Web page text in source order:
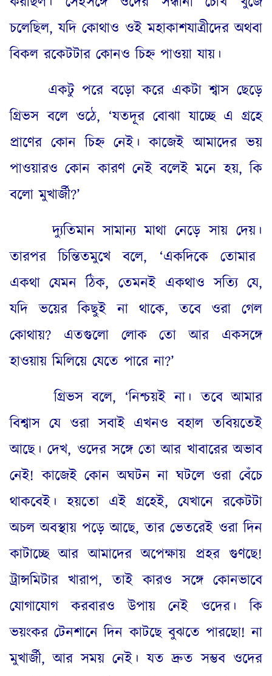
চলেছিল,যদি কোথাও ওই মহাকাশযাত্রীদের অথবা
বিকল রকেটটার কোনও চিহ্ন পাওয়া যায় ।
একটু পরে বড়ো করে একটা শ্বাস ছেড়ে
গ্রিভস বলে ওঠে, ‘যতদূর বোঝা যাচ্ছে এ গ্রহে
প্রাণের কোন চিহ্ন নেই। কাজেই আমাদের ভয়
পাওয়ারও কোন কারণ নেই বলেই মনে হয়,কি
বলো মুখার্জী?’
দ্যুতিমান সামান্য মাথা নেড়ে সায় দেয় ।
তারপর চিন্তিতমুখে বলে, ‘একদিকে তোমার
একথা যেমন ঠিক, তেমনই একথাও সত্যি যে,
যদি ভয়ের কিছুই না থাকে,তবে ওরা গেল
কোথায়? এতগুলো লোক তো আর একসঙ্গে
হাওয়ায় মিলিয়ে যেতে পারে না?’
গ্রিভস বলে, ‘নিশ্চয়ই না । তবে আমার
বিশ্বাস যে ওরা সবাই এখনও বহাল তবিয়তেই
আছে। দেখ, ওদের সঙ্গে তো আর খাবারের অভাব
নেই!কাজেই কোন অঘটন না ঘটলে ওরা বেঁচে
থাকবেই । হয়তো এই গ্রহেই, যেখানে রকেটটা
অচল অবস্থায় পড়ে আছে,তার ভেতরেই ওরা দিন
কাটাচ্ছে আর আমাদের অপেক্ষায় প্রহর গুণছে!
ট্রান্সমিটার খারাপ,তাই কারও সঙ্গে কোনভাবে
যোগাযোগ করবারও উপায় নেই ওদের।কি
ভয়ংকর টেনশানে দিন কাটছে বুঝতে পারছো!না
মুখার্জী,আর সময় নেই । যত দ্রুত সম্ভব ওদের